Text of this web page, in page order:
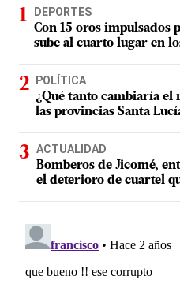
DEPORTES
Con 15 oros impulsados
sube al cuarto lugar en
POLÍTICA
¿Qué tanto cambiaría el
las provincias Santa
ACTUALIDAD
Bomberos de Jicomé,
el deterioro de cuartel